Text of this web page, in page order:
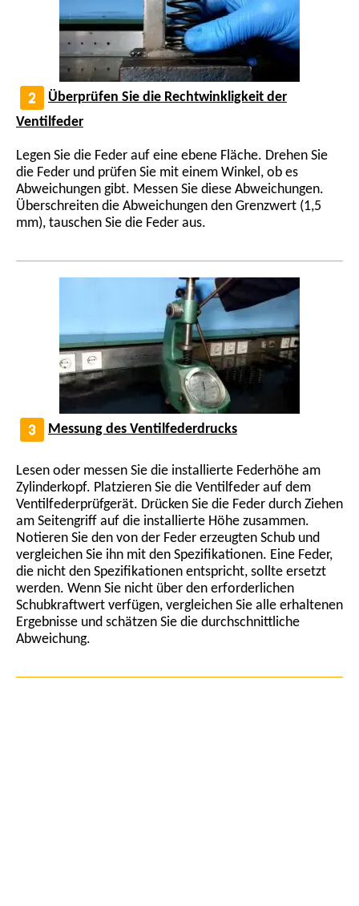
Überprüfen Sie die Rechtwinkligkeit der
Ventilfeder
Legen Sie die Feder auf eine ebene Fläche. Drehen Sie
die Feder und prüfen Sie mit einem Winkel, ob es
Abweichungen gibt. Messen Sie diese Abweichungen.
Überschreiten die Abweichungen den Grenzwert (1,5
mm), tauschen Sie die Feder aus.
Messung des Ventilfederdrucks
Lesen oder messen Sie die installierte Federhöhe am
Zylinderkopf. Platzieren Sie die Ventilfeder auf dem
Ventilfederprüfgerät. Drücken Sie die Feder durch Ziehen
am Seitengriff auf die installierte Höhe zusammen.
Notieren Sie den von der Feder erzeugten Schub und
vergleichen Sie ihn mit den Spezifikationen. Eine Feder,
die nicht den Spezifikationen entspricht, sollte ersetzt
werden. Wenn Sie nicht über den erforderlichen
Schubkraftwert verfügen, vergleichen Sie alle erhaltenen
Ergebnisse und schätzen Sie die durchschnittliche
Abweichung.